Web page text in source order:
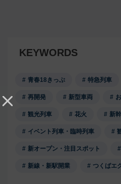
KEYWORDS
青春18きっぷ 特急列車
再開発 新型車両
観光列車 花火 新
イベント列車・臨時列車
新オープン・注目スポット
新線・新駅開業 つくばエ